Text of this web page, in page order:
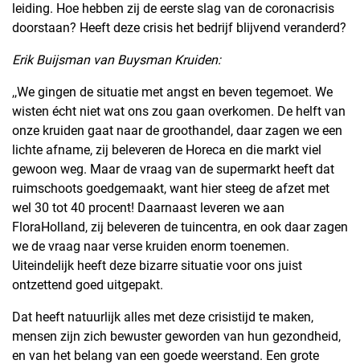
leiding. Hoe hebben zij de eerste slag van de coronacrisis
doorstaan? Heeft deze crisis het bedrijf blijvend veranderd?
Erik Buijsman van Buysman Kruiden:
,,We gingen de situatie met angst en beven tegemoet. We
wisten écht niet wat ons zou gaan overkomen. De helft van
onze kruiden gaat naar de groothandel, daar zagen we een
lichte afname, zij beleveren de Horeca en die markt viel
gewoon weg. Maar de vraag van de supermarkt heeft dat
ruimschoots goedgemaakt, want hier steeg de afzet met
wel 30 tot 40 procent! Daarnaast leveren we aan
FloraHolland, zij beleveren de tuincentra, en ook daar zagen
we de vraag naar verse kruiden enorm toenemen.
Uiteindelijk heeft deze bizarre situatie voor ons juist
ontzettend goed uitgepakt.
Dat heeft natuurlijk alles met deze crisistijd te maken,
mensen zijn zich bewuster geworden van hun gezondheid,
en van het belang van een goede weerstand. Een grote